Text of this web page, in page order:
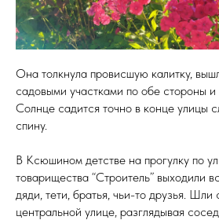
Она толкнула провисшую калитку,
садовыми участками по обе стороны и
Солнце садится точно в конце улицы
спину.
В Ксюшином детстве на прогулку по
товарищества “Строитель” выходили
дяди, тети, братья, чьи-то друзья. Шли
центральной улице, разглядывая